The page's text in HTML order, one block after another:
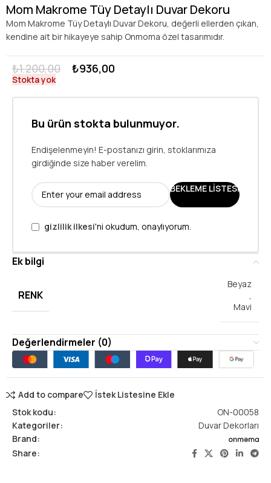
Mom Makrome Tüy Detaylı Duvar Dekoru
Mom Makrome Tüy Detaylı Duvar Dekoru, değerli ellerden çıkan,
kendine ait bir hikayeye sahip Onmoma özel tasarımıdır.
₺1.200,00 ₺936,00
Stokta yok
Bu ürün stokta bulunmuyor.
Endişelenmeyin! E-postanızı girin, stoklarımıza
girdiğinde size haber verelim.
BEKLEME LISTESI
gizlilik ilkesi'ni okudum, onaylıyorum.
Ek bilgi
RENK
Beyaz
,
Mavi
Değerlendirmeler (0)
Add to compare
İstek Listesine Ekle
Stok kodu:
ON-00058
Kategoriler:
Duvar Dekorları
Brand:
Share: